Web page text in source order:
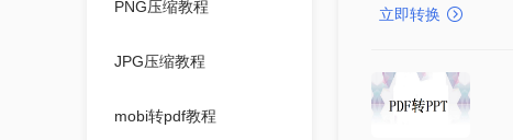
PNG压缩教程
JPG压缩教程
mobi转pdf教程
立即转换